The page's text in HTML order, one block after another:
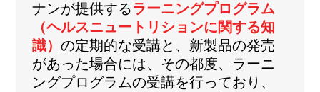
ナンが提供するラーニングプログラム
（ヘルスニュートリションに関する知
識） の定期的な受講と、新製品の発売
があった場合には、その都度、ラーニ
ングプログラムの受講を行っており、